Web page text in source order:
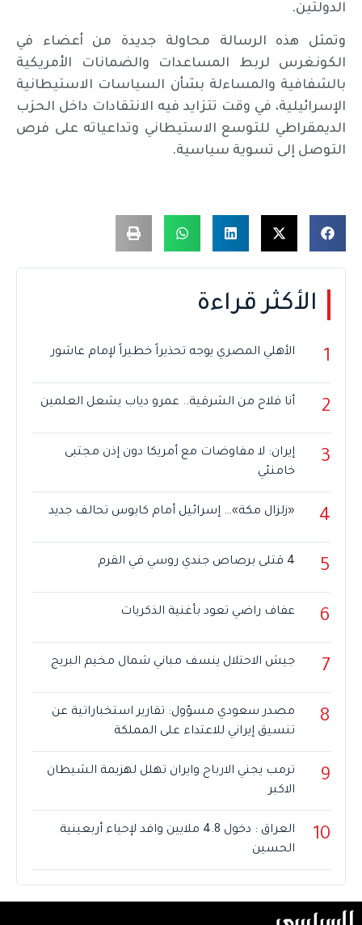
الدولتين.
وتمثل هذه الرسالة محاولة جديدة من أعضاء في
الكونغرس لربط المساعدات والضمانات الأمريكية
بالشفافية والمساءلة بشأن السياسات الاستيطانية
الإسرائيلية، في وقت تتزايد فيه الانتقادات داخل الحزب
الديمقراطي للتوسع الاستيطاني وتداعياته على فرص
التوصل إلى تسوية سياسية.
الأكثر قراءة
1 الأهلي المصري يوجه تحذيراً خطيراً لإمام عاشور
2 أنا فلاح من الشرقية.. عمرو دياب يشعل العلمين
3
إيران: لا مفاوضات مع أمريكا دون إذن مجتبى
خامنئي
4 «زلزال مكة»… إسرائيل أمام كابوس تحالف جديد
5 4 قتلى برصاص جندي روسي في القرم
6 عفاف راضي تعود بأغنية الذكريات
7 جيش الاحتلال ينسف مباني شمال مخيم البريج
8
مصدر سعودي مسؤول: تقارير استخباراتية عن
تنسيق إيراني للاعتداء على المملكة
9
ترمب يجني الارباح وايران تهلل لهزيمة الشيطان
الاكبر
10
العراق : دخول 4.8 ملايين وافد لإحياء أربعينية
الحسين